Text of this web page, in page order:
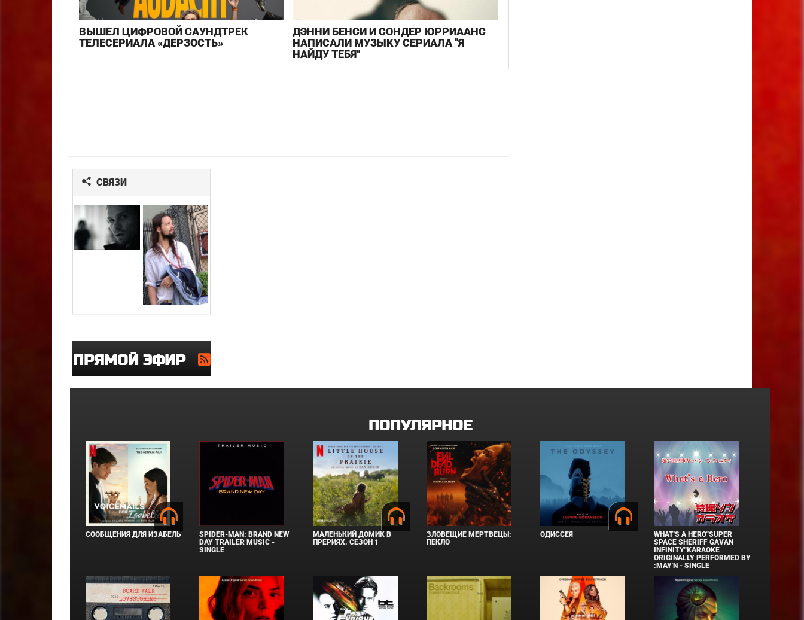
ВЫШЕЛ ЦИФРОВОЙ САУНДТРЕК
ТЕЛЕСЕРИАЛА «ДЕРЗОСТЬ»
ДЭННИ БЕНСИ И СОНДЕР ЮРРИААНС
НАПИСАЛИ МУЗЫКУ СЕРИАЛА "Я
НАЙДУ ТЕБЯ"
СВЯЗИ
ПРЯМОЙ ЭФИР
ПОПУЛЯРНОЕ
СООБЩЕНИЯ ДЛЯ ИЗАБЕЛЬ
SPIDER-MAN: BRAND NEW
DAY TRAILER MUSIC -
SINGLE
МАЛЕНЬКИЙ ДОМИК В
ПРЕРИЯХ. СЕЗОН 1
ЗЛОВЕЩИЕ МЕРТВЕЦЫ:
ПЕКЛО
ОДИССЕЯ
WHAT'S A HERO"SUPER
SPACE SHERIFF GAVAN
INFINITY"KARAOKE
ORIGINALLY PERFORMED BY
:MAY'N - SINGLE